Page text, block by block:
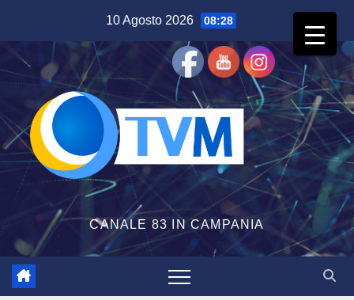
contenuto
10 Agosto 2026 08:28
CANALE 83 IN CAMPANIA